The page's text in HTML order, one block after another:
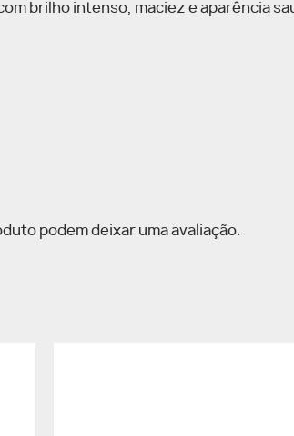
brilho intenso, maciez e aparência
podem deixar uma avaliação.